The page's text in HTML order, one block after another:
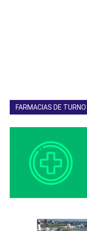
FARMACIAS DE TURNO